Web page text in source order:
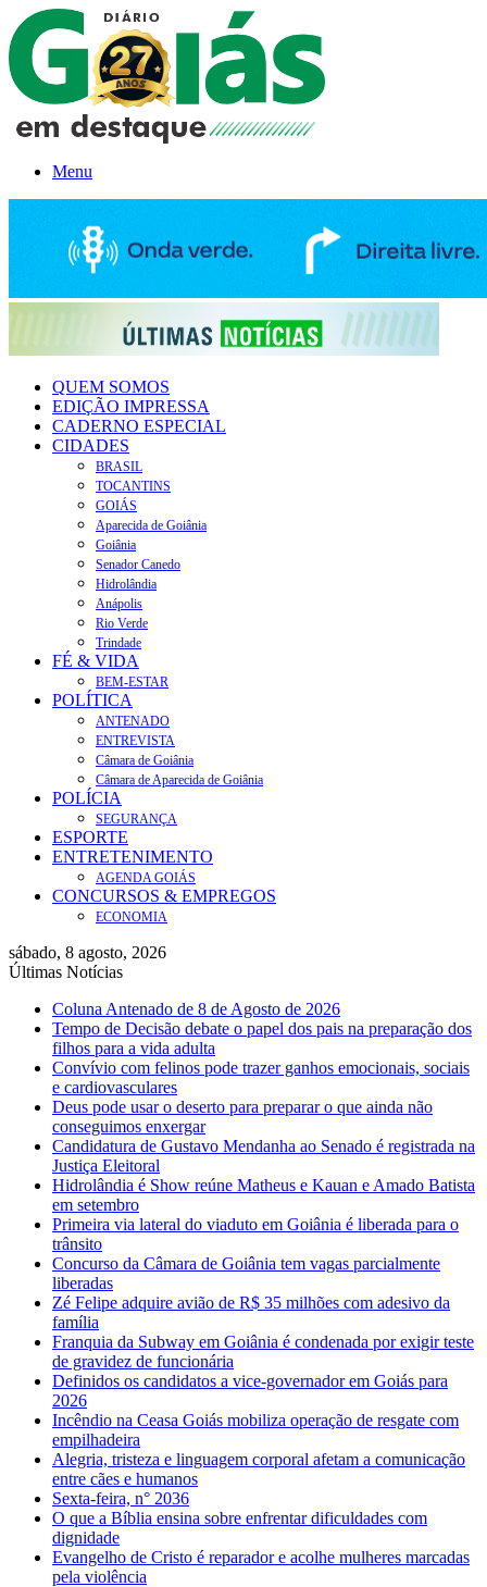
Menu
QUEM SOMOS
EDIÇÃO IMPRESSA
CADERNO ESPECIAL
CIDADES
BRASIL
TOCANTINS
GOIÁS
Aparecida de Goiânia
Goiânia
Senador Canedo
Hidrolândia
Anápolis
Rio Verde
Trindade
FÉ & VIDA
BEM-ESTAR
POLÍTICA
ANTENADO
ENTREVISTA
Câmara de Goiânia
Câmara de Aparecida de Goiânia
POLÍCIA
SEGURANÇA
ESPORTE
ENTRETENIMENTO
AGENDA GOIÁS
CONCURSOS & EMPREGOS
ECONOMIA
sábado, 8 agosto, 2026
Últimas Notícias
Coluna Antenado de 8 de Agosto de 2026
Tempo de Decisão debate o papel dos pais na preparação dos
filhos para a vida adulta
Convívio com felinos pode trazer ganhos emocionais, sociais
e cardiovasculares
Deus pode usar o deserto para preparar o que ainda não
conseguimos enxergar
Candidatura de Gustavo Mendanha ao Senado é registrada na
Justiça Eleitoral
Hidrolândia é Show reúne Matheus e Kauan e Amado Batista
em setembro
Primeira via lateral do viaduto em Goiânia é liberada para o
trânsito
Concurso da Câmara de Goiânia tem vagas parcialmente
liberadas
Zé Felipe adquire avião de R$ 35 milhões com adesivo da
família
Franquia da Subway em Goiânia é condenada por exigir teste
de gravidez de funcionária
Definidos os candidatos a vice-governador em Goiás para
2026
Incêndio na Ceasa Goiás mobiliza operação de resgate com
empilhadeira
Alegria, tristeza e linguagem corporal afetam a comunicação
entre cães e humanos
Sexta-feira, n° 2036
O que a Bíblia ensina sobre enfrentar dificuldades com
dignidade
Evangelho de Cristo é reparador e acolhe mulheres marcadas
pela violência